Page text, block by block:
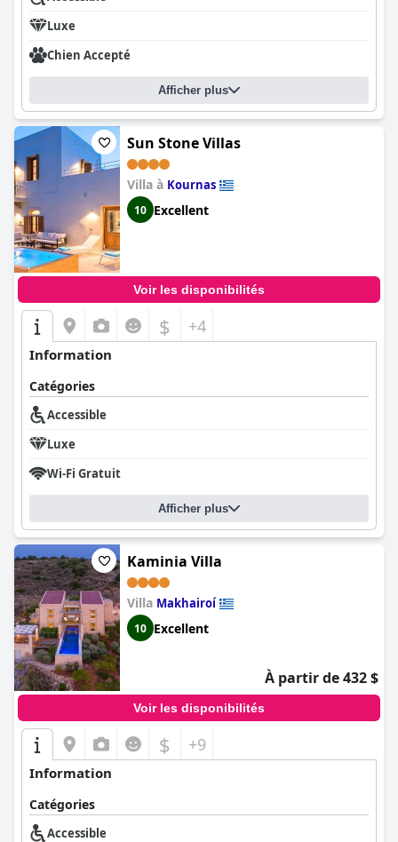
Luxe
Chien Accepté
Afficher plus
Sun Stone Villas
Villa à Kournas
10 Excellent
Voir les disponibilités
$ +4
Information
Catégories
Accessible
Luxe
Wi-Fi Gratuit
Afficher plus
Kaminia Villa
Villa Makhairoí
10 Excellent
À partir de 432 $
Voir les disponibilités
$ +9
Information
Catégories
Accessible